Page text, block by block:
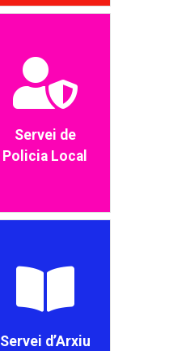
Servei de
Policia Local
Servei d’Arxiu